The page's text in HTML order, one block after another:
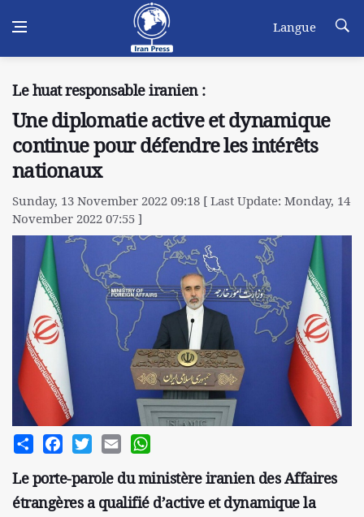
Langue
Le huat responsable iranien :
Une diplomatie active et dynamique
continue pour défendre les intérêts
nationaux
Sunday, 13 November 2022 09:18 [ Last Update: Monday, 14
November 2022 07:55 ]
Share FacebookTwitterEmail
Le porte-parole du ministère iranien des Affaires
étrangères a qualifié d’active et dynamique la